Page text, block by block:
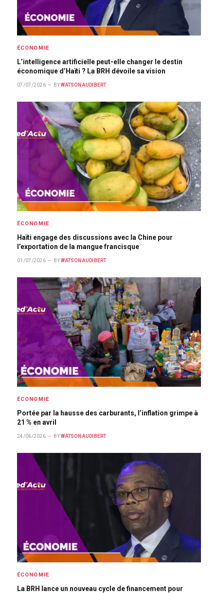
ÉCONOMIE
L’intelligence artificielle peut-elle changer le destin
économique d’Haïti ? La BRH dévoile sa vision
07/07/2026 BY WATSON AUDIBERT
ÉCONOMIE
Haïti engage des discussions avec la Chine pour
l’exportation de la mangue francisque
01/07/2026 BY WATSON AUDIBERT
ÉCONOMIE
Portée par la hausse des carburants, l’inflation grimpe à
21 % en avril
24/06/2026 BY WATSON AUDIBERT
ÉCONOMIE
La BRH lance un nouveau cycle de financement pour